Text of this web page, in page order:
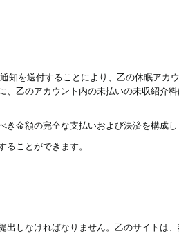
知を送付することにより、乙の休眠アカ
、乙のアカウント内の未払いの未収紹介
金額の完全な支払いおよび決済を構成し
ことができます。
しなければなりません。乙のサイトは、